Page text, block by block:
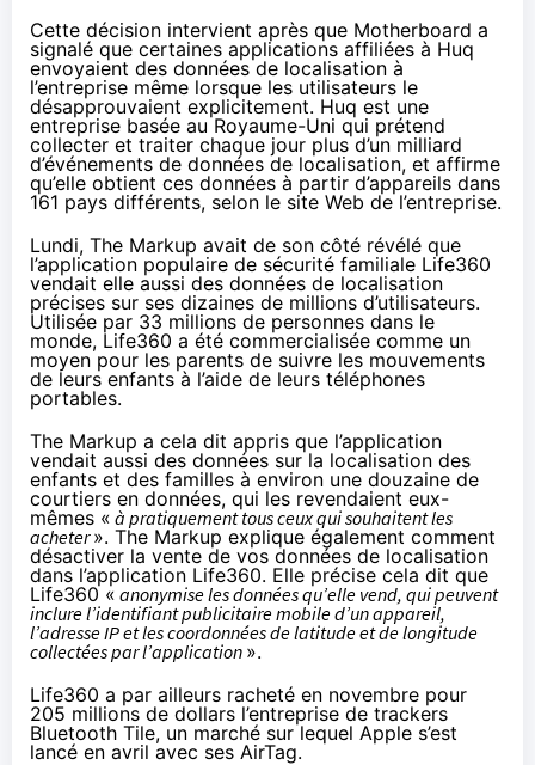
Cette décision intervient après que Motherboard a
signalé que certaines applications affiliées à Huq
envoyaient des données de localisation à
l’entreprise même lorsque les utilisateurs le
désapprouvaient explicitement. Huq est une
entreprise basée au Royaume-Uni qui prétend
collecter et traiter chaque jour plus d’un milliard
d’événements de données de localisation, et affirme
qu’elle obtient ces données à partir d’appareils dans
161 pays différents, selon le site Web de l’entreprise.
Lundi, The Markup avait de son côté révélé que
l’application populaire de sécurité familiale Life360
vendait elle aussi des données de localisation
précises sur ses dizaines de millions d’utilisateurs.
Utilisée par 33 millions de personnes dans le
monde, Life360 a été commercialisée comme un
moyen pour les parents de suivre les mouvements
de leurs enfants à l’aide de leurs téléphones
portables.
The Markup a cela dit appris que l’application
vendait aussi des données sur la localisation des
enfants et des familles à environ une douzaine de
courtiers en données, qui les revendaient eux-
mêmes « à pratiquement tous ceux qui souhaitent les
acheter». The Markup explique également comment
désactiver la vente de vos données de localisation
dans l’application Life360. Elle précise cela dit que
Life360 « anonymise les données qu’elle vend, qui peuvent
inclure l’identifiant publicitaire mobile d’un appareil,
l’adresse IP et les coordonnées de latitude et de longitude
collectées par l’application ».
Life360 a par ailleurs racheté en novembre pour
205 millions de dollars l’entreprise de trackers
Bluetooth Tile, un marché sur lequel Apple s’est
lancé en avril avec ses AirTag.